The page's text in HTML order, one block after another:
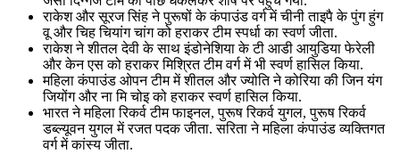
राकेश और सूरज सिंह ने पुरूषों के कंपाउंड वर्ग में चीनी ताइपै के पुंग हुंग
वू और चिह चियांग चांग को हराकर टीम स्पर्धा का स्वर्ण जीता.
राकेश ने शीतल देवी के साथ इंडोनेशिया के टी आडी आयुडिया फेरेली
और केन एस को हराकर मिश्रित टीम वर्ग में भी स्वर्ण हासिल किया.
महिला कंपाउंड ओपन टीम में शीतल और ज्योति ने कोरिया की जिन यंग
जियोंग और ना मि चोइ को हराकर स्वर्ण हासिल किया.
भारत ने महिला रिकर्व टीम फाइनल, पुरूष रिकर्व युगल, पुरूष रिकर्व
डब्ल्यूवन युगल में रजत पदक जीता. सरिता ने महिला कंपाउंड व्यक्तिगत
वर्ग में कांस्य जीता.